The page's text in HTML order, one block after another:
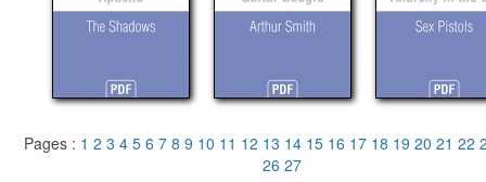
Pages : 1 2 3 4 5 6 7 8 9 10 11 12 13 14 15 16 17 18 19 20 21 22
26 27